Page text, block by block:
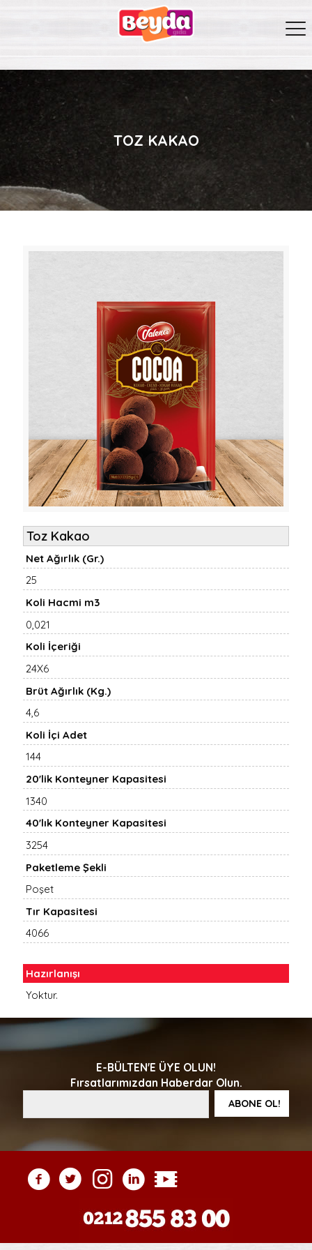
TOZ KAKAO
Toz Kakao
Net Ağırlık (Gr.)
25
Koli Hacmi m3
0,021
Koli İçeriği
24X6
Brüt Ağırlık (Kg.)
4,6
Koli İçi Adet
144
20'lik Konteyner Kapasitesi
1340
40'lık Konteyner Kapasitesi
3254
Paketleme Şekli
Poşet
Tır Kapasitesi
4066
Hazırlanışı
Yoktur.
E-BÜLTEN'E ÜYE OLUN!
Fırsatlarımızdan Haberdar Olun.